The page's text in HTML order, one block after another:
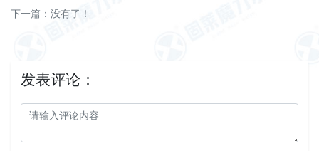
下一篇：没有了！
发表评论：